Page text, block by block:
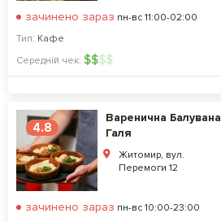
зачинено зараз пн-вс 11:00-02:00
Тип: Кафе
Середній чек: $$$$
4.8
Варенична Балувана
Галя
Житомир, вул.
Перемоги 12
зачинено зараз пн-вс 10:00-23:00